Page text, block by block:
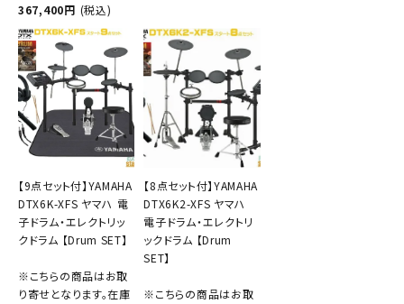
367,400円 (税込)
【9点セット付】YAMAHA
DTX6K-XFS ヤマハ 電
子ドラム・エレクトリッ
クドラム 【Drum SET】
※こちらの商品はお取
り寄せとなります。在庫
【8点セット付】YAMAHA
DTX6K2-XFS ヤマハ
電子ドラム・エレクトリ
ックドラム 【Drum
SET】
※こちらの商品はお取